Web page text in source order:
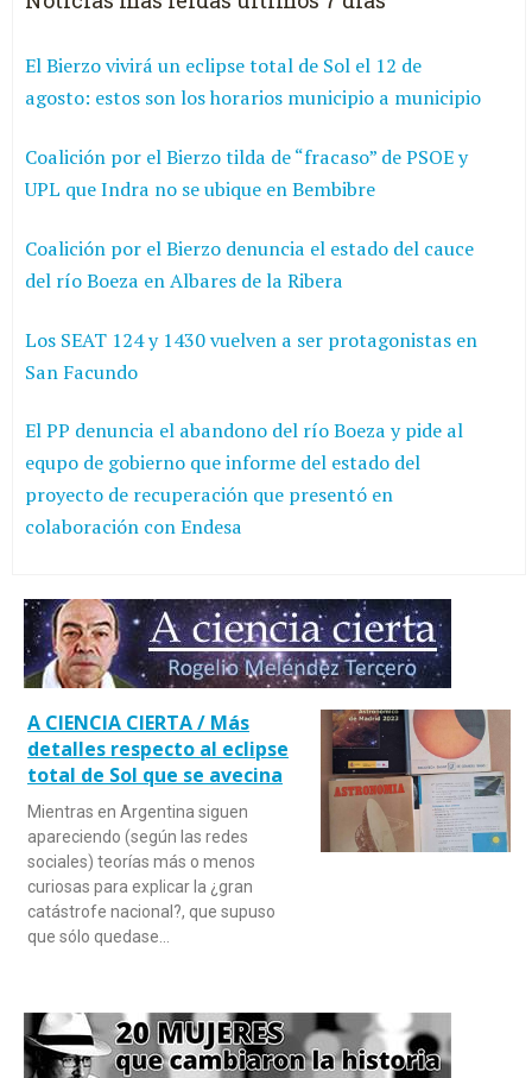
El Bierzo vivirá un eclipse total de Sol el 12 de
agosto: estos son los horarios municipio a municipio
Coalición por el Bierzo tilda de “fracaso” de PSOE y
UPL que Indra no se ubique en Bembibre
Coalición por el Bierzo denuncia el estado del cauce
del río Boeza en Albares de la Ribera
Los SEAT 124 y 1430 vuelven a ser protagonistas en
San Facundo
El PP denuncia el abandono del río Boeza y pide al
equpo de gobierno que informe del estado del
proyecto de recuperación que presentó en
colaboración con Endesa
A CIENCIA CIERTA / Más
detalles respecto al eclipse
total de Sol que se avecina
Mientras en Argentina siguen
apareciendo (según las redes
sociales) teorías más o menos
curiosas para explicar la ¿gran
catástrofe nacional?, que supuso
que sólo quedase…